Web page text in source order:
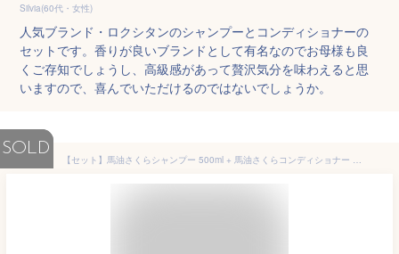
Silvia(60代・女性)
人気ブランド・ロクシタンのシャンプーとコンディショナーの
セットです。香りが良いブランドとして有名なのでお母様も良
くご存知でしょうし、高級感があって贅沢気分を味わえると思
いますので、喜んでいただけるのではないでしょうか。
SOLD
【セット】馬油さくらシャンプー 500ml + 馬油さくらコンディショナー 500ml - 馬油 ヘアケア 髪の毛 お風呂 バス 桜 さくら 春 ノンシリコン エタノールフリー 馬油 マコンブエキス セラススヨウコウ花エキス 泡 ギフト プレゼント 母の日 送料無料 敬老の日